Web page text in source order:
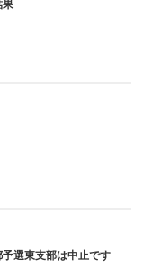
果
選東支部は中止です